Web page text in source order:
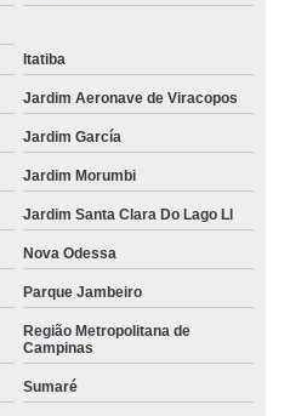
Itatiba
Jardim Aeronave de Viracopos
Jardim García
Jardim Morumbi
Jardim Santa Clara Do Lago Ll
Nova Odessa
Parque Jambeiro
Região Metropolitana de
Campinas
Sumaré